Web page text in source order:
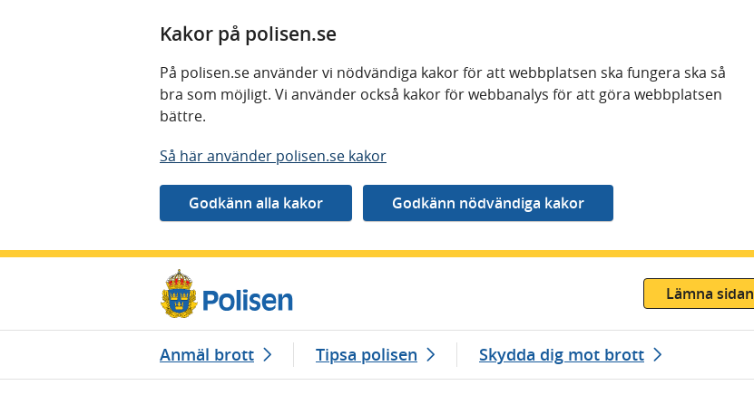
Kakor på polisen.se
På polisen.se använder vi nödvändiga kakor för att webbplatsen ska fungera ska så
bra som möjligt. Vi använder också kakor för webbanalys för att göra webbplatsen
bättre.
Så här använder polisen.se kakor
Lämna sidan
Anmäl brott Tipsa polisen Skydda dig mot brott